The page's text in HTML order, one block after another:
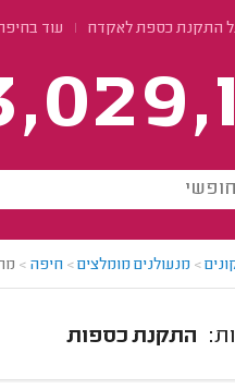
התקנת כספת לאקדח עוד
> מנעולנים מומלצים> חיפה >
התקנת כספות